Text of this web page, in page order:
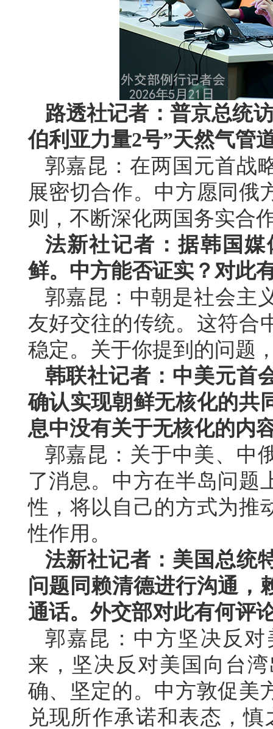
路透社记者：普京总统
伯利亚力量2号”天然气管
郭嘉昆：在两国元首战
展密切合作。中方愿同俄
则，不断深化两国务实合
法新社记者：据韩国
鲜。中方能否证实？对此
郭嘉昆：中朝是社会主
友好交往的传统。这符合
稳定。关于你提到的问题
韩联社记者：中美元首
确认实现朝鲜无核化的共
息中没有关于无核化的内
郭嘉昆：关于中美、中
了消息。中方在半岛问题
性，将以自己的方式为推
性作用。
法新社记者：美国总统
问题同赖清德进行沟通，
通话。外交部对此有何评
郭嘉昆：中方坚决反
来，坚决反对美国向台
确、坚定的。中方敦促美
兑现所作承诺和表态，